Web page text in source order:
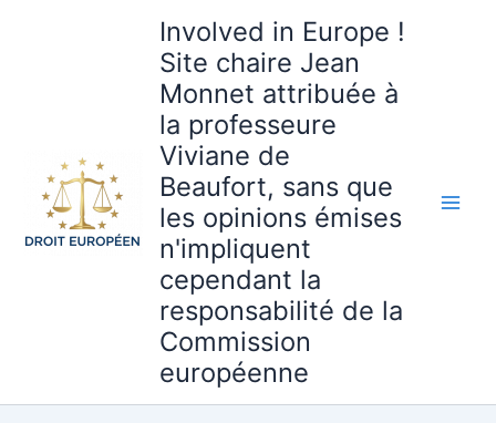
Involved in Europe !
Site chaire Jean
Monnet attribuée à
la professeure
Viviane de
Beaufort, sans que
les opinions émises
n'impliquent
cependant la
responsabilité de la
Commission
européenne